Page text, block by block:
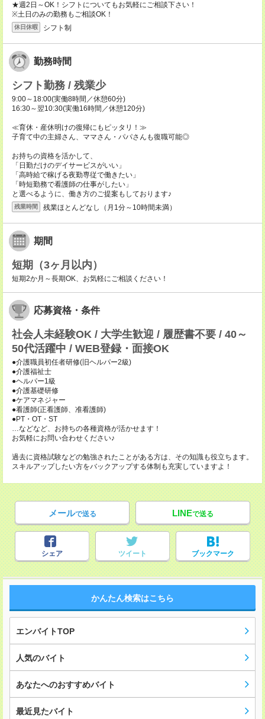
★週2日～OK！シフトについてもお気軽にご相談下さい！
※土日のみの勤務もご相談OK！
休日休暇 シフト制
勤務時間
シフト勤務 / 残業少
9:00～18:00(実働8時間／休憩60分)
16:30～翌10:30(実働16時間／休憩120分)
≪育休・産休明けの復帰にもピッタリ！≫
子育て中の主婦さん、ママさん・パパさんも復職可能◎
お持ちの資格を活かして、
「日勤だけのデイサービスがいい」
「高時給で稼げる夜勤専従で働きたい」
「時短勤務で看護師の仕事がしたい」
と選べるように、働き方のご提案もしております♪
残業時間 残業ほとんどなし（月1分～10時間未満）
期間
短期（3ヶ月以内）
短期2か月～長期OK、お気軽にご相談ください！
応募資格・条件
社会人未経験OK / 大学生歓迎 / 履歴書不要 / 40～
50代活躍中 / WEB登録・面接OK
●介護職員初任者研修(旧ヘルパー2級)
●介護福祉士
●ヘルパー1級
●介護基礎研修
●ケアマネジャー
●看護師(正看護師、准看護師)
●PT・OT・ST
…などなど、お持ちの各種資格が活かせます！
お気軽にお問い合わせください♪
過去に資格試験などの勉強されたことがある方は、その知識も役立ちます。
スキルアップしたい方をバックアップする体制も充実していますよ！
メールで送る LINEで送る
シェア ツイート ブックマーク
かんたん検索はこちら
エンバイトTOP
人気のバイト
あなたへのおすすめバイト
最近見たバイト